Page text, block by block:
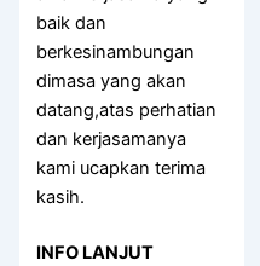
baik dan
berkesinambungan
dimasa yang akan
datang,atas perhatian
dan kerjasamanya
kami ucapkan terima
kasih.
INFO LANJUT